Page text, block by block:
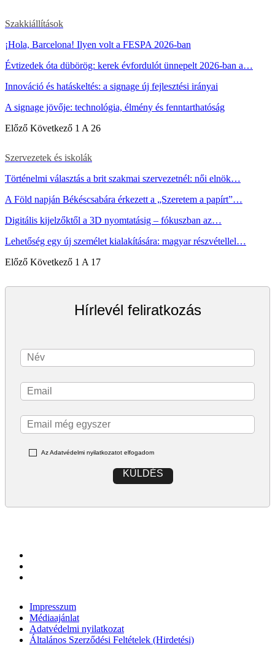
Szakkiállítások
¡Hola, Barcelona! Ilyen volt a FESPA 2026-ban
Évtizedek óta dübörög: kerek évfordulót ünnepelt 2026-ban a…
Innováció és hatáskeltés: a signage új fejlesztési irányai
A signage jövője: technológia, élmény és fenntarthatóság
Előző Következő 1 A 26
Szervezetek és iskolák
Történelmi választás a brit szakmai szervezetnél: női elnök…
A Föld napján Békéscsabára érkezett a „Szeretem a papírt”…
Digitális kijelzőktől a 3D nyomtatásig – fókuszban az…
Lehetőség egy új személet kialakítására: magyar részvétellel…
Előző Következő 1 A 17
Hírlevél feliratkozás
Az Adatvédelmi nyilatkozatot elfogadom
KÜLDÉS
Impresszum
Médiaajánlat
Adatvédelmi nyilatkozat
Általános Szerződési Feltételek (Hirdetési)